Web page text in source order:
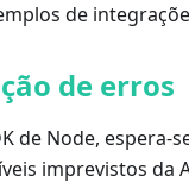
de
de erros
de Node, espera-
imprevistos da